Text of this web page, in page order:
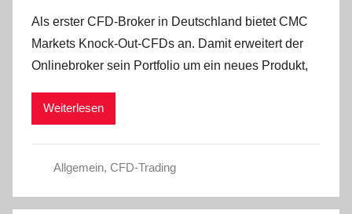
n
C
W
Als erster CFD-Broker in Deutschland bietet CMC
Markets Knock-Out-CFDs an. Damit erweitert der
Onlinebroker sein Portfolio um ein neues Produkt,
Weiterlesen
Allgemein, CFD-Trading